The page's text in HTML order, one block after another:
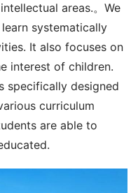
areas.。We
systematically
It also focuses on
interest of children.
specifically designed
curriculum
are able to